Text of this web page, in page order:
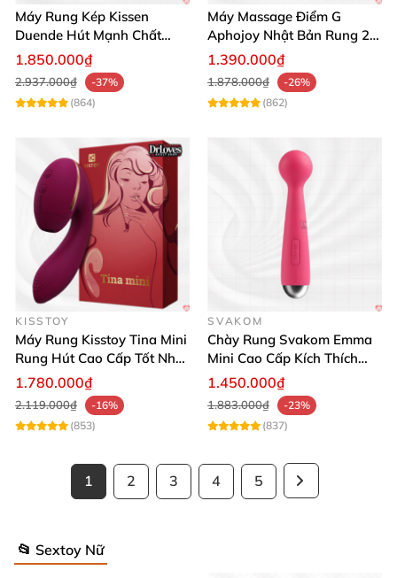
Máy Rung Kép Kissen
Duende Hút Mạnh Chất
Lượng Cao Giá Tốt
1.850.000₫
2.937.000₫
-37%
(864)
Máy Massage Điểm G
Aphojoy Nhật Bản Rung 2
Đầu Giá Tốt
1.390.000₫
1.878.000₫
-26%
(862)
KISSTOY
Máy Rung Kisstoy Tina Mini
Rung Hút Cao Cấp Tốt Nhất
2025
1.780.000₫
2.119.000₫
-16%
(853)
SVAKOM
Chày Rung Svakom Emma
Mini Cao Cấp Kích Thích
Mạnh Mẽ
1.450.000₫
1.883.000₫
-23%
(837)
1 2 3 4 5
📂 Sextoy Nữ